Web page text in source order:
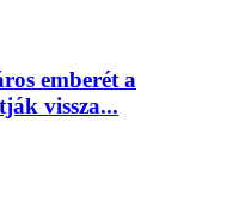
emberét a
vissza...